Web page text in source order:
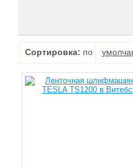
Сортировка: по